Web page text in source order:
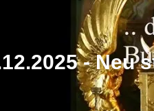
- Neu